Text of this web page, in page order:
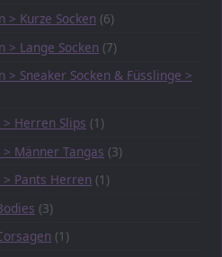
> Kurze Socken (6)
> Lange Socken (7)
> Sneaker Socken & Füsslinge >
Herren Slips (1)
Männer Tangas (3)
Pants Herren (1)
(3)
(1)